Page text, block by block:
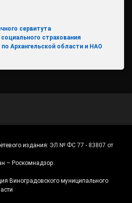
сервитута
страхования
Архангельской области и НАО
издания: ЭЛ № ФС 77 - 83807 от
– Роскомнадзор.
Виноградовского муниципального